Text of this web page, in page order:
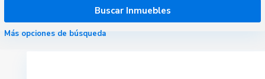
Más opciones de búsqueda